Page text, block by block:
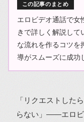
この記事のまとめ
エロビデオ通話で女
きで詳しく解説して
な流れを作るコツを
導がスムーズに成功
「リクエストした
らない」――エロビ